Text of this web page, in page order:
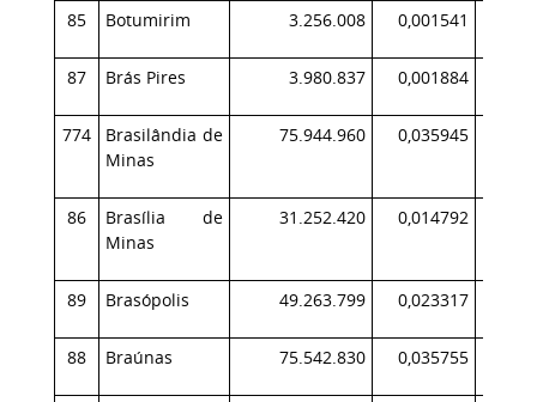
85 Botumirim 3.256.008 0,001541
87 Brás Pires 3.980.837 0,001884
774
Brasilândia de
Minas
75.944.960 0,035945
86
Brasília de
Minas
31.252.420 0,014792
89 Brasópolis 49.263.799 0,023317
88 Braúnas 75.542.830 0,035755